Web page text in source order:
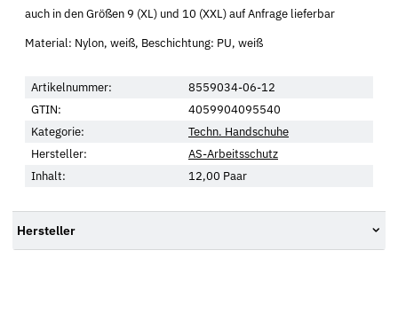
auch in den Größen 9 (XL) und 10 (XXL) auf Anfrage lieferbar
Material: Nylon, weiß, Beschichtung: PU, weiß
Artikelnummer:
8559034-06-12
GTIN:
4059904095540
Kategorie:
Techn. Handschuhe
Hersteller:
AS-Arbeitsschutz
Inhalt:
12,00 Paar
Hersteller